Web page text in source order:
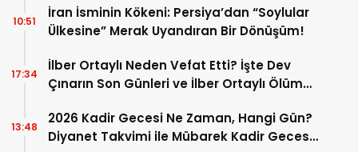
İran İsminin Kökeni: Persiya’dan “Soylular
Ülkesine” Merak Uyandıran Bir Dönüşüm!
10:51
İlber Ortaylı Neden Vefat Etti? İşte Dev
Çınarın Son Günleri ve İlber Ortaylı Ölüm
17:34
2026 Kadir Gecesi Ne Zaman, Hangi Gün?
Diyanet Takvimi ile Mübarek Kadir Gecesi
13:48